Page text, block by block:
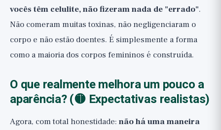
vocês têm celulite, não fizeram nada de "errado".
Não comeram muitas toxinas, não negligenciaram o
corpo e não estão doentes. É simplesmente a forma
como a maioria dos corpos femininos é construída.
O que realmente melhora um pouco a
aparência? (🟡 Expectativas realistas)
Agora, com total honestidade: não há uma maneira